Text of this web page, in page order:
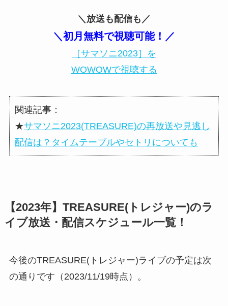
＼放送も配信も／
＼初月無料で視聴可能！／
［サマソニ2023］を
WOWOWで視聴する
関連記事：
★サマソニ2023(TREASURE)の再放送や見逃し
配信は？タイムテーブルやセトリについても
【2023年】TREASURE(トレジャー)のラ
イブ放送・配信スケジュール一覧！
今後のTREASURE(トレジャー)ライブの予定は次
の通りです（2023/11/19時点）。